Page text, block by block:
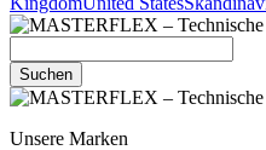
Suchen
Unsere Marken